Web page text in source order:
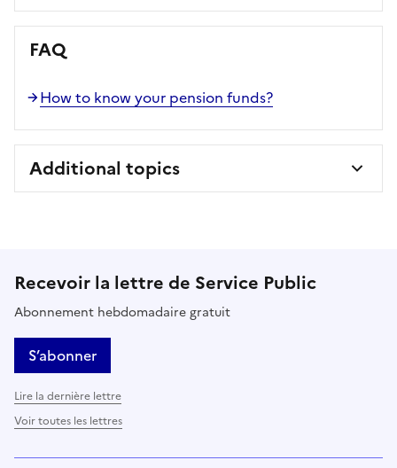
FAQ
How to know your pension funds?
Additional topics
Recevoir la lettre de Service Public
Abonnement hebdomadaire gratuit
S’abonner
Lire la dernière lettre
Voir toutes les lettres